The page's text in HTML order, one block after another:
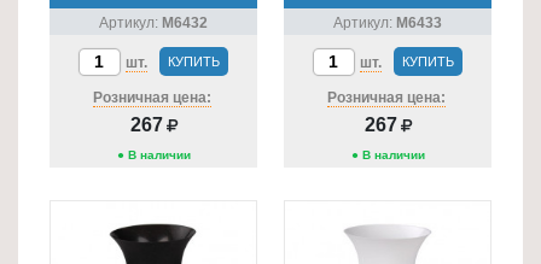
Артикул: М6432
шт. КУПИТЬ
Розничная цена:
267
● В наличии
Артикул: М6433
шт. КУПИТЬ
Розничная цена:
267
● В наличии